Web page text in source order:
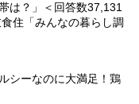
は？」＜回答数37,131
住「みんなの暮らし調
シーなのに大満足！鶏